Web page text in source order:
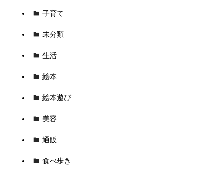
子育て
未分類
生活
絵本
絵本遊び
美容
通販
食べ歩き